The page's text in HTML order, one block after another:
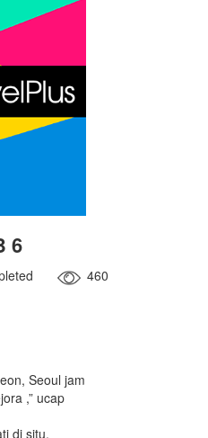
6
460
Seoul jam
,” ucap
di situ.